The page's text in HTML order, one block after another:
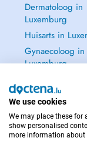
Dermatoloog in
Luxemburg
Huisarts in
Gynaecoloog in
Luxemburg
NEEM IN
We use cookies
We may place these for
show personalised
more information about